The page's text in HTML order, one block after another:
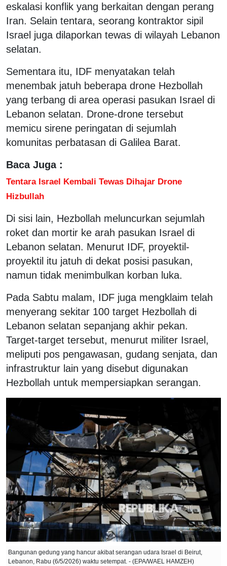
eskalasi konflik yang berkaitan dengan perang
Iran. Selain tentara, seorang kontraktor sipil
Israel juga dilaporkan tewas di wilayah Lebanon
selatan.
Sementara itu, IDF menyatakan telah
menembak jatuh beberapa drone Hezbollah
yang terbang di area operasi pasukan Israel di
Lebanon selatan. Drone-drone tersebut
memicu sirene peringatan di sejumlah
komunitas perbatasan di Galilea Barat.
Baca Juga :
Tentara Israel Kembali Tewas Dihajar Drone
Hizbullah
Di sisi lain, Hezbollah meluncurkan sejumlah
roket dan mortir ke arah pasukan Israel di
Lebanon selatan. Menurut IDF, proyektil-
proyektil itu jatuh di dekat posisi pasukan,
namun tidak menimbulkan korban luka.
Pada Sabtu malam, IDF juga mengklaim telah
menyerang sekitar 100 target Hezbollah di
Lebanon selatan sepanjang akhir pekan.
Target-target tersebut, menurut militer Israel,
meliputi pos pengawasan, gudang senjata, dan
infrastruktur lain yang disebut digunakan
Hezbollah untuk mempersiapkan serangan.
Bangunan gedung yang hancur akibat serangan udara Israel di Beirut,
Lebanon, Rabu (6/5/2026) waktu setempat. - (EPA/WAEL HAMZEH)